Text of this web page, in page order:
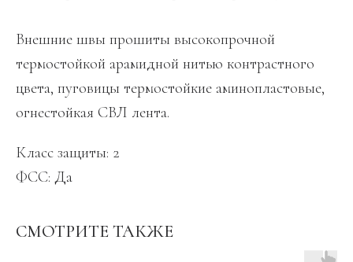
Внешние швы прошиты высокопрочной
термостойкой арамидной нитью контрастного
цвета, пуговицы термостойкие аминопластовые,
огнестойкая СВЛ лента.
Класс защиты: 2
ФСС: Да
СМОТРИТЕ ТАКЖЕ